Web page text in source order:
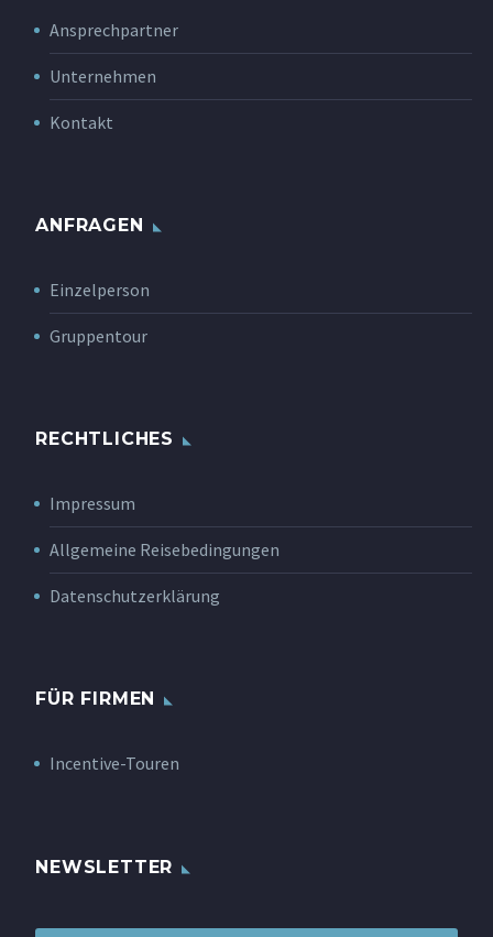
Ansprechpartner
Unternehmen
Kontakt
ANFRAGEN
Einzelperson
Gruppentour
RECHTLICHES
Impressum
Allgemeine Reisebedingungen
Datenschutzerklärung
FÜR FIRMEN
Incentive-Touren
NEWSLETTER